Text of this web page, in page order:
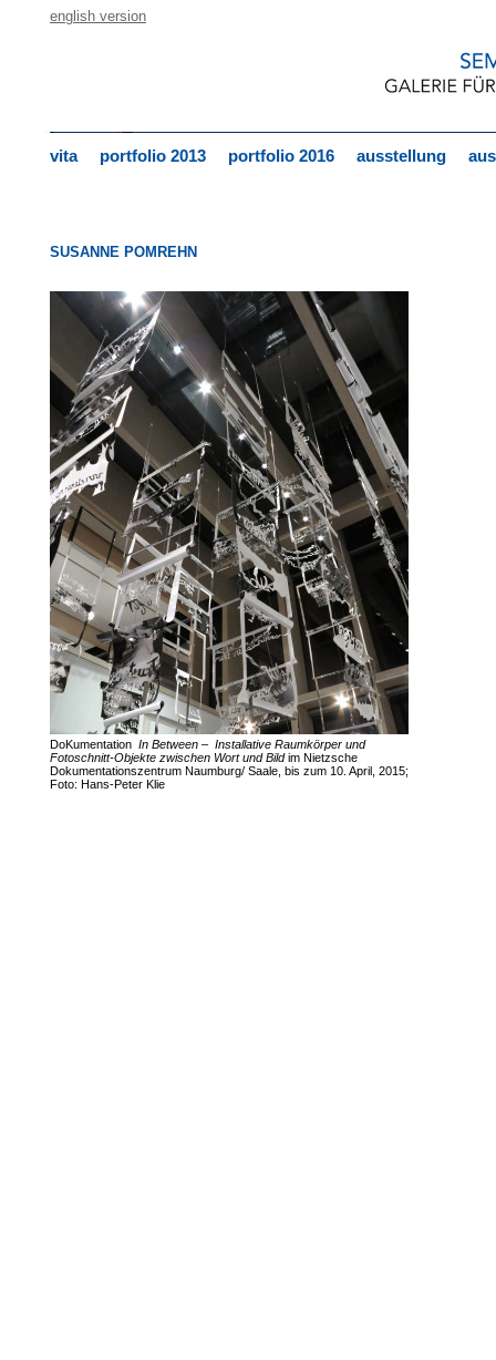
english version
vita portfolio 2013 portfolio 2016 ausstellung
SUSANNE POMREHN
DoKumentation In Between – Installative Raumkörper und
Fotoschnitt-Objekte zwischen Wort und Bildim Nietzsche
Dokumentationszentrum Naumburg/ Saale, bis zum 10. April, 2015;
Foto: Hans-Peter Klie